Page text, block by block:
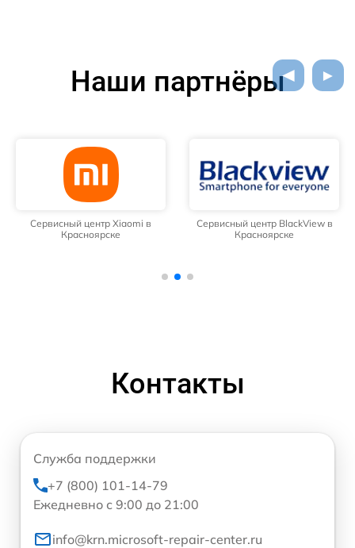
Наши партнёры
Сервисный центр Xiaomi в
Красноярске
Сервисный центр BlackView в
Красноярске
Контакты
Служба поддержки
+7 (800) 101-14-79
Ежедневно с 9:00 до 21:00
info@krn.microsoft-repair-center.ru